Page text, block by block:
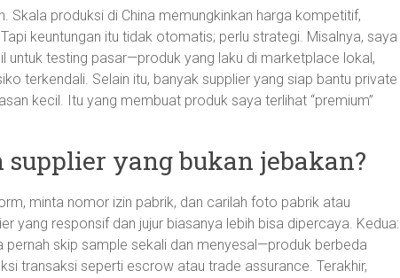
Skala produksi di China memungkinkan harga kompetitif,
keuntungan itu tidak otomatis; perlu strategi. Misalnya, saya
untuk testing pasar—produk yang laku di marketplace lokal,
terkendali. Selain itu, banyak supplier yang siap bantu private
kecil. Itu yang membuat produk saya terlihat “premium”
yang bukan jebakan?
minta nomor izin pabrik, dan carilah foto pabrik atau
yang responsif dan jujur biasanya lebih bisa dipercaya. Kedua:
pernah skip sample sekali dan menyesal—produk berbeda
transaksi seperti escrow atau trade assurance. Terakhir,